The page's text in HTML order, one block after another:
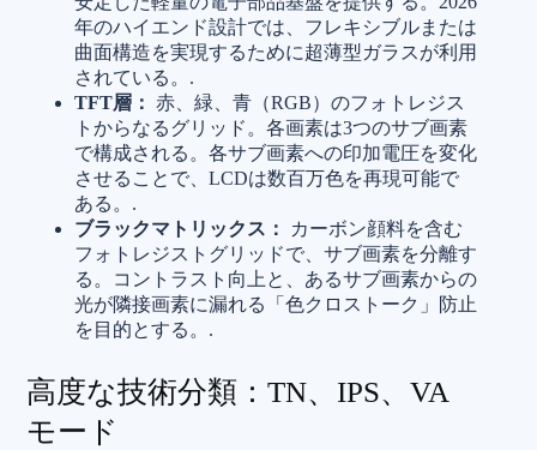
年のハイエンド設計では、フレキシブルまたは
曲面構造を実現するために超薄型ガラスが利用
されている。.
TFT層： 赤、緑、青（RGB）のフォトレジス
トからなるグリッド。各画素は3つのサブ画素
で構成される。各サブ画素への印加電圧を変化
させることで、LCDは数百万色を再現可能で
ある。.
ブラックマトリックス：
カーボン顔料を含む
フォトレジストグリッドで、サブ画素を分離す
る。コントラスト向上と、あるサブ画素からの
光が隣接画素に漏れる「色クロストーク」防止
を目的とする。.
高度な技術分類：TN、IPS、VA
モード